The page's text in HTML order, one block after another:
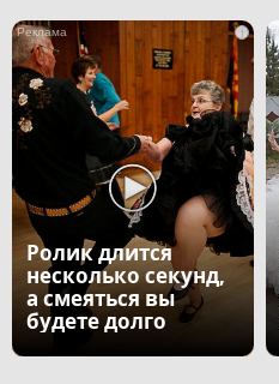
i
Ролик длится
несколько секунд,
а смеяться вы
будете долго